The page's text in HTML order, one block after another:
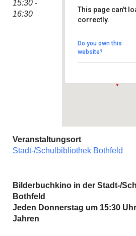
Hintzehof 9 - Hannover
Veranstaltungen
This page can't
correctly.
Do you own this
website?
15:30 -
16:30
Veranstaltungsort
Stadt-/Schulbibliothek Bothfeld
Bilderbuchkino in der Stadt-/
Bothfeld
Jeden Donnerstag um 15:30
Jahren